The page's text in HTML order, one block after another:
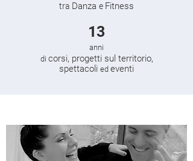
tra Danza e Fitness
13
anni
di corsi, progetti sul territorio,
spettacoli ed eventi